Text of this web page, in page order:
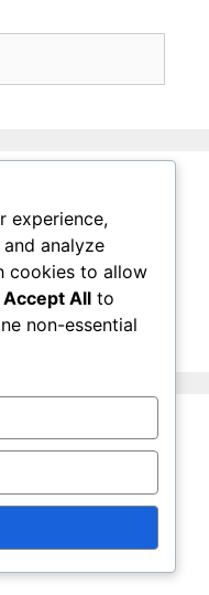
experience,
analyze
cookies to allow
Accept All to
non-essential